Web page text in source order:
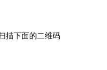
描下面的二维码